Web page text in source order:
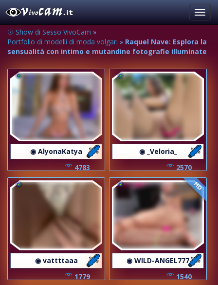
☉ Show di Sesso VivoCam »
Portfolio di modelli di moda volgari » Raquel Nave: Esplora la
sensualità con intimo e mutandine fotografie illuminate
◉ AlyonaKatya
4783
◉ _Veloria_
2570
◉ vattttaaa
1779
HD
◉ WILD-ANGEL777
1540